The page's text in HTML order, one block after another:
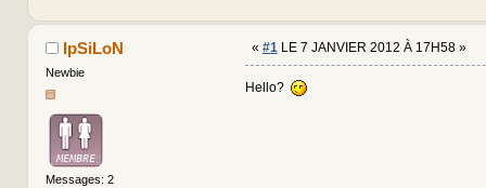
IpSiLoN
Newbie
Messages: 2
« #1LE 7 JANVIER 2012 À 17H58 »
Hello?